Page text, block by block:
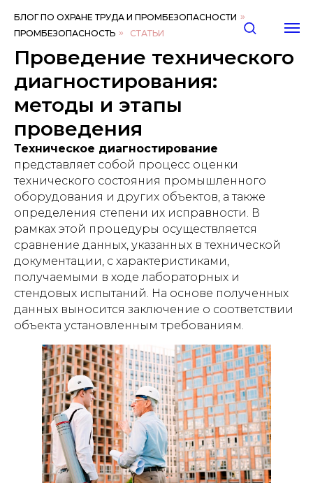
БЛОГ ПО ОХРАНЕ ТРУДА И ПРОМБЕЗОПАСНОСТИ »
ПРОМБЕЗОПАСНОСТЬ » СТАТЬИ
Проведение технического
диагностирования:
методы и этапы
проведения
Техническое диагностирование
представляет собой процесс оценки
технического состояния промышленного
оборудования и других объектов, а также
определения степени их исправности. В
рамках этой процедуры осуществляется
сравнение данных, указанных в технической
документации, с характеристиками,
получаемыми в ходе лабораторных и
стендовых испытаний. На основе полученных
данных выносится заключение о соответствии
объекта установленным требованиям.